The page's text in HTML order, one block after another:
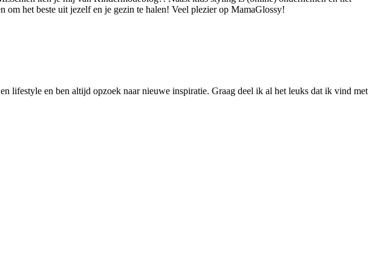
het beste uit jezelf en je gezin te halen! Veel plezier op MamaGlossy!
lifestyle en ben altijd opzoek naar nieuwe inspiratie. Graag deel ik al het leuks dat ik vind met